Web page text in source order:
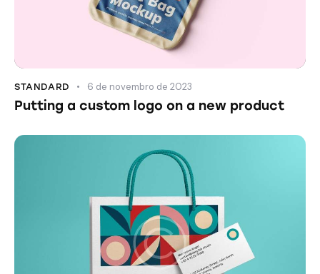
STANDARD 6 de novembro de 2023
Putting a custom logo on a new product